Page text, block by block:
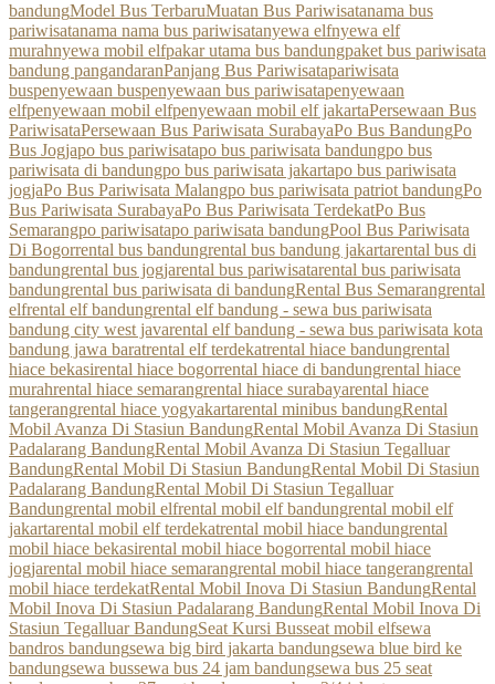
bandungModel Bus TerbaruMuatan Bus Pariwisatanama bus
pariwisatanama nama bus pariwisatanyewa elfnyewa elf
murahnyewa mobil elfpakar utama bus bandungpaket bus pariwisata
bandung pangandaranPanjang Bus Pariwisatapariwisata
buspenyewaan buspenyewaan bus pariwisatapenyewaan
elfpenyewaan mobil elfpenyewaan mobil elf jakartaPersewaan Bus
PariwisataPersewaan Bus Pariwisata SurabayaPo Bus BandungPo
Bus Jogjapo bus pariwisatapo bus pariwisata bandungpo bus
pariwisata di bandungpo bus pariwisata jakartapo bus pariwisata
jogjaPo Bus Pariwisata Malangpo bus pariwisata patriot bandungPo
Bus Pariwisata SurabayaPo Bus Pariwisata TerdekatPo Bus
Semarangpo pariwisatapo pariwisata bandungPool Bus Pariwisata
Di Bogorrental bus bandungrental bus bandung jakartarental bus di
bandungrental bus jogjarental bus pariwisatarental bus pariwisata
bandungrental bus pariwisata di bandungRental Bus Semarangrental
elfrental elf bandungrental elf bandung - sewa bus pariwisata
bandung city west javarental elf bandung - sewa bus pariwisata kota
bandung jawa baratrental elf terdekatrental hiace bandungrental
hiace bekasirental hiace bogorrental hiace di bandungrental hiace
murahrental hiace semarangrental hiace surabayarental hiace
tangerangrental hiace yogyakartarental minibus bandungRental
Mobil Avanza Di Stasiun BandungRental Mobil Avanza Di Stasiun
Padalarang BandungRental Mobil Avanza Di Stasiun Tegalluar
BandungRental Mobil Di Stasiun BandungRental Mobil Di Stasiun
Padalarang BandungRental Mobil Di Stasiun Tegalluar
Bandungrental mobil elfrental mobil elf bandungrental mobil elf
jakartarental mobil elf terdekatrental mobil hiace bandungrental
mobil hiace bekasirental mobil hiace bogorrental mobil hiace
jogjarental mobil hiace semarangrental mobil hiace tangerangrental
mobil hiace terdekatRental Mobil Inova Di Stasiun BandungRental
Mobil Inova Di Stasiun Padalarang BandungRental Mobil Inova Di
Stasiun Tegalluar BandungSeat Kursi Busseat mobil elfsewa
bandros bandungsewa big bird jakarta bandungsewa blue bird ke
bandungsewa bussewa bus 24 jam bandungsewa bus 25 seat